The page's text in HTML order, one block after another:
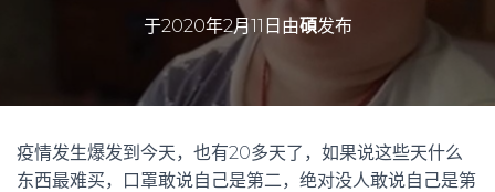
于2020年2月11日 由碩发布
疫情发生爆发到今天，也有20多天了，如果说这些天什么
东西最难买，口罩敢说自己是第二，绝对没人敢说自己是第